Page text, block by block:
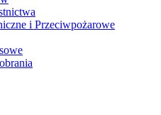
i Przeciwpożarowe